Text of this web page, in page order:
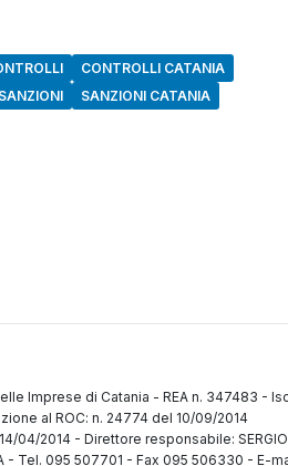
CONTROLLI CATANIA
SANZIONI
SANZIONI CATANIA
Imprese di Catania - REA n. 347483 -
al ROC: n. 24774 del 10/09/2014
04/2014 - Direttore responsabile: SERGIO
- Tel. 095 507701 - Fax 095 506330 - E-